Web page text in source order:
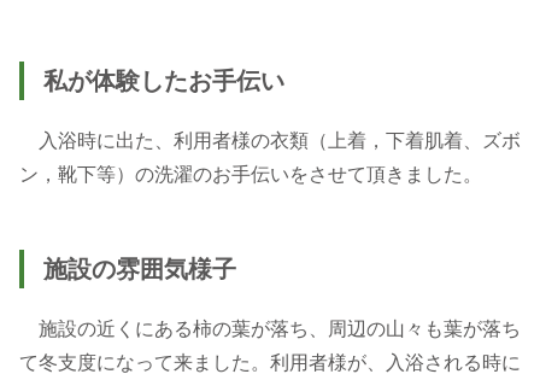
私が体験したお手伝い
入浴時に出た、利用者様の衣類（上着，下着肌着、ズボ
ン，靴下等）の洗濯のお手伝いをさせて頂きました。
施設の雰囲気様子
施設の近くにある柿の葉が落ち、周辺の山々も葉が落ち
て冬支度になって来ました。利用者様が、入浴される時に